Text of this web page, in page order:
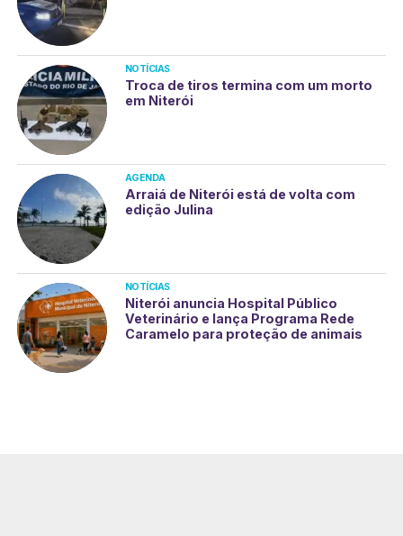
NOTÍCIAS
Troca de tiros termina com um morto
em Niterói
AGENDA
Arraiá de Niterói está de volta com
edição Julina
NOTÍCIAS
Niterói anuncia Hospital Público
Veterinário e lança Programa Rede
Caramelo para proteção de animais